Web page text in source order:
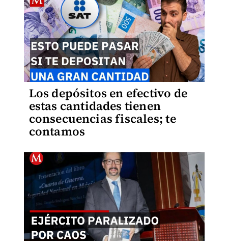
Los depósitos en efectivo de
estas cantidades tienen
consecuencias fiscales; te
contamos